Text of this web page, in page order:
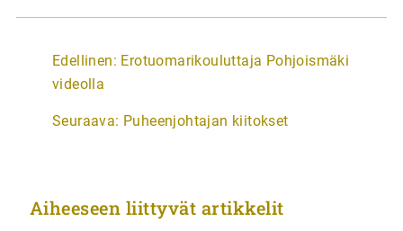
A
r
i
e
Edellinen: Erotuomarikouluttaja Pohjoismäki
videolla
Seuraava: Puheenjohtajan kiitokset
Aiheeseen liittyvät artikkelit